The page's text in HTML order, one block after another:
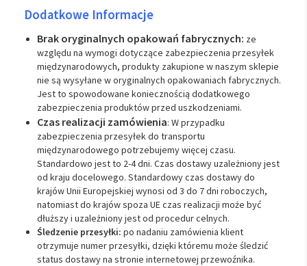
Dodatkowe Informacje
Brak oryginalnych opakowań fabrycznych: ze
względu na wymogi dotyczące zabezpieczenia przesyłek
międzynarodowych, produkty zakupione w naszym sklepie
nie są wysyłane w oryginalnych opakowaniach fabrycznych.
Jest to spowodowane koniecznością dodatkowego
zabezpieczenia produktów przed uszkodzeniami.
Czas realizacji zamówienia: W przypadku
zabezpieczenia przesyłek do transportu
międzynarodowego potrzebujemy więcej czasu.
Standardowo jest to 2-4 dni. Czas dostawy uzależniony jest
od kraju docelowego. Standardowy czas dostawy do
krajów Unii Europejskiej wynosi od 3 do 7 dni roboczych,
natomiast do krajów spoza UE czas realizacji może być
dłuższy i uzależniony jest od procedur celnych.
Śledzenie przesyłki: po nadaniu zamówienia klient
otrzymuje numer przesyłki, dzięki któremu może śledzić
status dostawy na stronie internetowej przewoźnika.